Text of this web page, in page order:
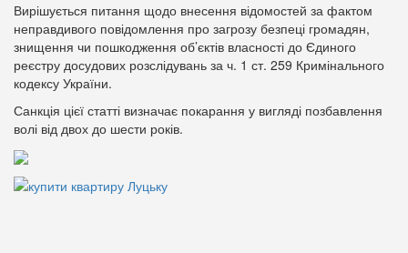
Вирішується питання щодо внесення відомостей за фактом
неправдивого повідомлення про загрозу безпеці громадян,
знищення чи пошкодження об’єктів власності до Єдиного
реєстру досудових розслідувань за ч. 1 ст. 259 Кримінального
кодексу України.
Санкція цієї статті визначає покарання у вигляді позбавлення
волі від двох до шести років.